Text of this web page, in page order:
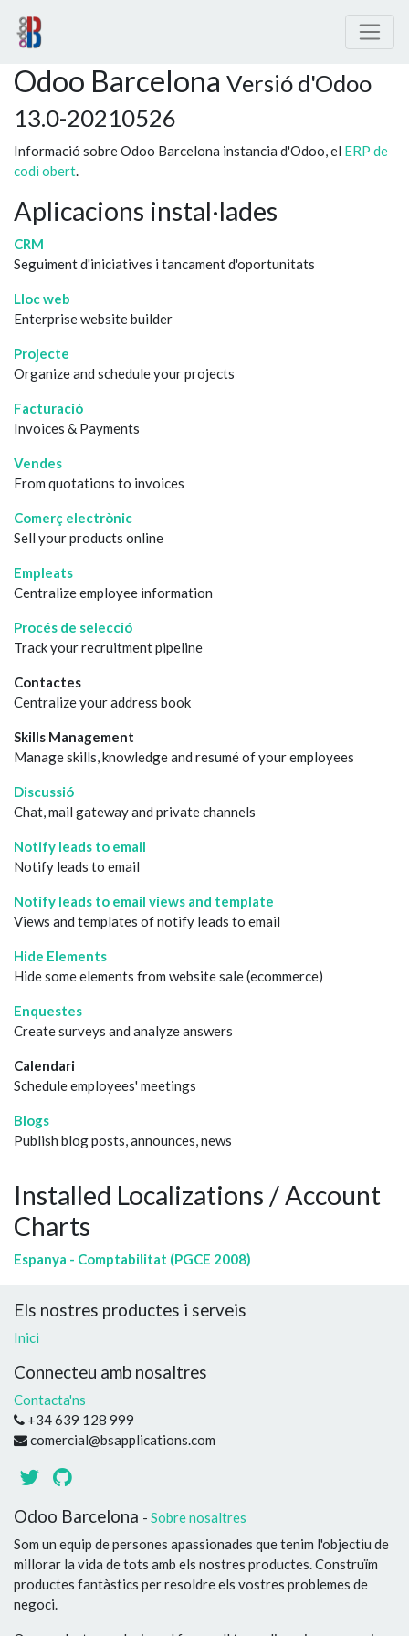
Odoo Barcelona Versió d'Odoo
13.0-20210526
Informació sobre Odoo Barcelona instancia d'Odoo, el ERP de
codi obert.
Aplicacions instal·lades
CRM
Seguiment d'iniciatives i tancament d'oportunitats
Lloc web
Enterprise website builder
Projecte
Organize and schedule your projects
Facturació
Invoices & Payments
Vendes
From quotations to invoices
Comerç electrònic
Sell your products online
Empleats
Centralize employee information
Procés de selecció
Track your recruitment pipeline
Contactes
Centralize your address book
Skills Management
Manage skills, knowledge and resumé of your employees
Discussió
Chat, mail gateway and private channels
Notify leads to email
Notify leads to email
Notify leads to email views and template
Views and templates of notify leads to email
Hide Elements
Hide some elements from website sale (ecommerce)
Enquestes
Create surveys and analyze answers
Calendari
Schedule employees' meetings
Blogs
Publish blog posts, announces, news
Installed Localizations / Account
Charts
Espanya - Comptabilitat (PGCE 2008)
Els nostres productes i serveis
Inici
Connecteu amb nosaltres
Contacta'ns
+34 639 128 999
comercial@bsapplications.com
Odoo Barcelona - Sobre nosaltres
Som un equip de persones apassionades que tenim l'objectiu de
millorar la vida de tots amb els nostres productes. Construïm
productes fantàstics per resoldre els vostres problemes de
negoci.